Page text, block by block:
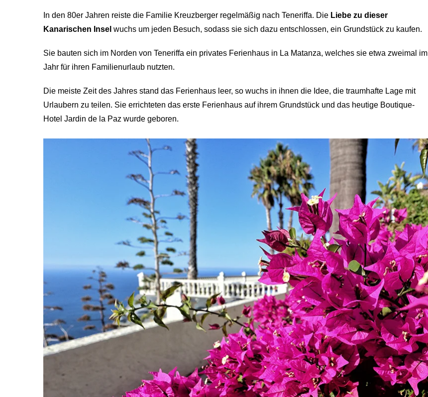
In den 80er Jahren reiste die Familie Kreuzberger regelmäßig nach Teneriffa. Die Liebe zu dieser
Kanarischen Insel wuchs um jeden Besuch, sodass sie sich dazu entschlossen, ein Grundstück zu kaufen.
Sie bauten sich im Norden von Teneriffa ein privates Ferienhaus in La Matanza, welches sie etwa zweimal im
Jahr für ihren Familienurlaub nutzten.
Die meiste Zeit des Jahres stand das Ferienhaus leer, so wuchs in ihnen die Idee, die traumhafte Lage mit
Urlaubern zu teilen. Sie errichteten das erste Ferienhaus auf ihrem Grundstück und das heutige Boutique-
Hotel Jardin de la Paz wurde geboren.